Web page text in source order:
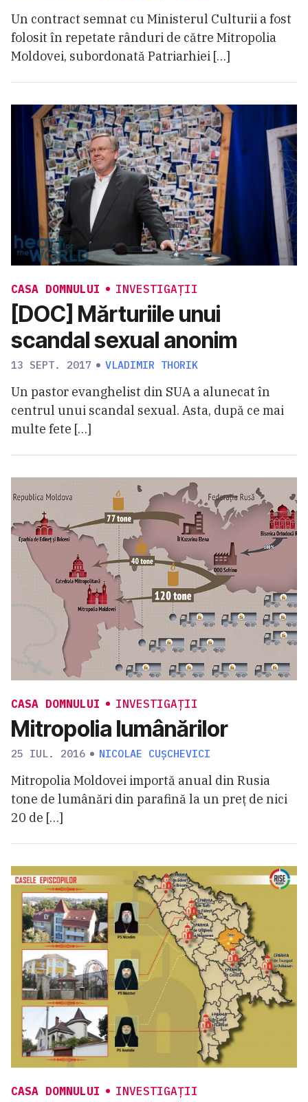
Un contract semnat cu Ministerul Culturii a fost
folosit în repetate rânduri de către Mitropolia
Moldovei, subordonată Patriarhiei […]
CASA DOMNULUI INVESTIGAȚII
[DOC] Mărturiile unui
scandal sexual anonim
13 SEPT. 2017 VLADIMIR THORIK
Un pastor evanghelist din SUA a alunecat în
centrul unui scandal sexual. Asta, după ce mai
multe fete […]
CASA DOMNULUI INVESTIGAȚII
Mitropolia lumânărilor
25 IUL. 2016 NICOLAE CUȘCHEVICI
Mitropolia Moldovei importă anual din Rusia
tone de lumânări din parafină la un preț de nici
20 de […]
CASA DOMNULUI INVESTIGAȚII